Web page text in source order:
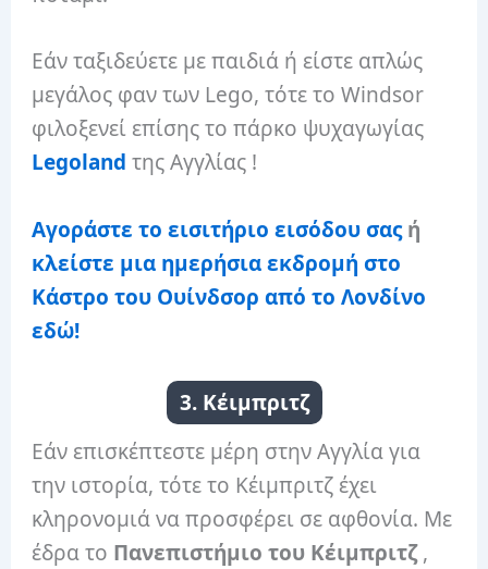
Εάν ταξιδεύετε με παιδιά ή είστε απλώς
μεγάλος φαν των Lego, τότε το Windsor
φιλοξενεί επίσης το πάρκο ψυχαγωγίας
Legoland της Αγγλίας !
Αγοράστε το εισιτήριο εισόδου σαςή
κλείστε μια ημερήσια εκδρομή στο
Κάστρο του Ουίνδσορ από το Λονδίνο
εδώ!
3. Κέιμπριτζ
Εάν επισκέπτεστε μέρη στην Αγγλία για
την ιστορία, τότε το Κέιμπριτζ έχει
κληρονομιά να προσφέρει σε αφθονία. Με
έδρα το Πανεπιστήμιο του Κέιμπριτζ,